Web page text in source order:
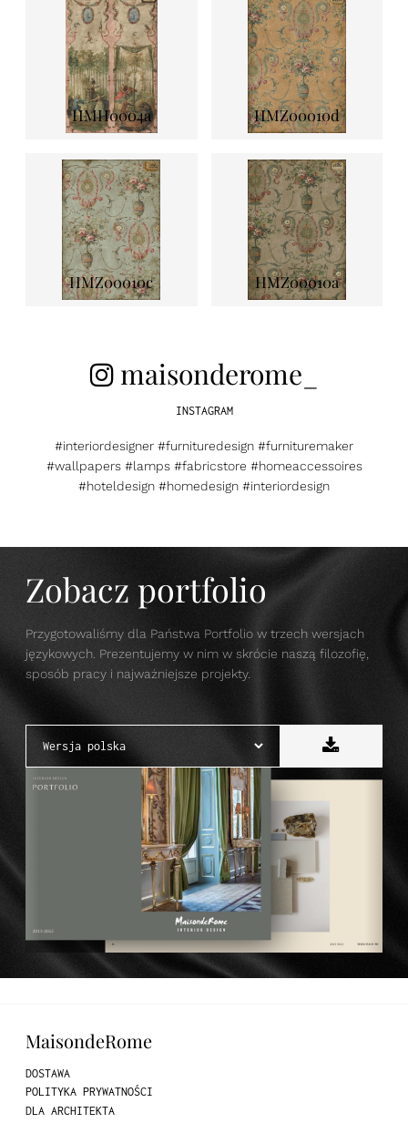
HMH0004a HMZ00010d
HMZ00010c HMZ00010a
maisonderome_
INSTAGRAM
#interiordesigner #furnituredesign #furnituremaker
#wallpapers #lamps #fabricstore #homeaccessoires
#hoteldesign #homedesign #interiordesign
Zobacz portfolio
Przygotowaliśmy dla Państwa Portfolio w trzech wersjach
językowych. Prezentujemy w nim w skrócie naszą filozofię,
sposób pracy i najważniejsze projekty.
MaisondeRome
DOSTAWA
POLITYKA PRYWATNOŚCI
DLA ARCHITEKTA